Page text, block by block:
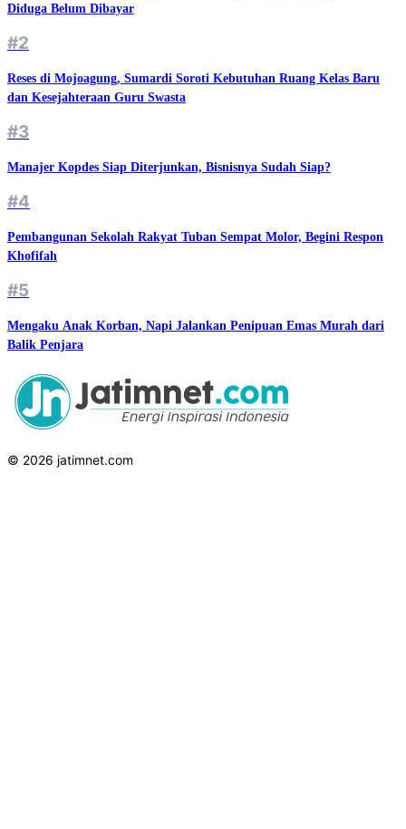
Diduga Belum Dibayar
#2
Reses di Mojoagung, Sumardi Soroti Kebutuhan Ruang Kelas Baru
dan Kesejahteraan Guru Swasta
#3
Manajer Kopdes Siap Diterjunkan, Bisnisnya Sudah Siap?
#4
Pembangunan Sekolah Rakyat Tuban Sempat Molor, Begini Respon
Khofifah
#5
Mengaku Anak Korban, Napi Jalankan Penipuan Emas Murah dari
Balik Penjara
© 2026 jatimnet.com